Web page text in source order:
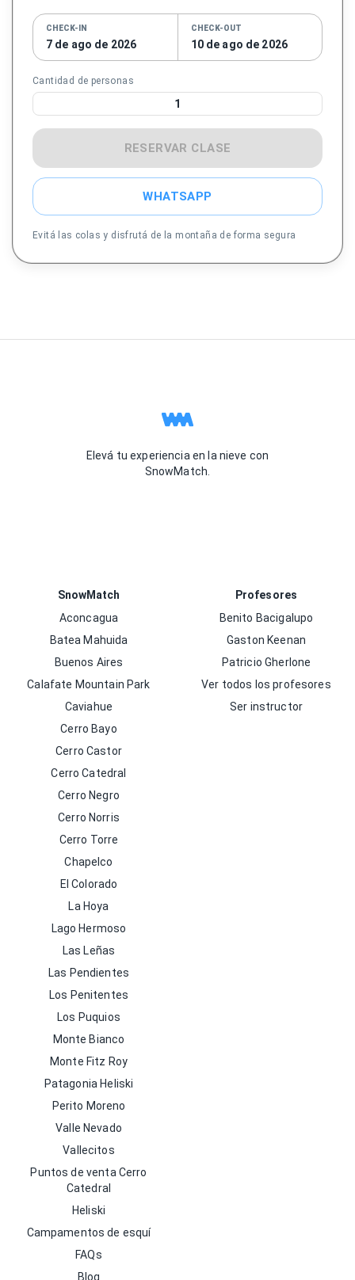
CHECK-IN
7 de ago de 2026
CHECK-OUT
10 de ago de 2026
Cantidad de personas
1
RESERVAR CLASE
WHATSAPP
Evitá las colas y disfrutá de la montaña de forma segura
Elevá tu experiencia en la nieve con
SnowMatch.
SnowMatch
Aconcagua
Batea Mahuida
Buenos Aires
Calafate Mountain Park
Caviahue
Cerro Bayo
Cerro Castor
Cerro Catedral
Cerro Negro
Cerro Norris
Cerro Torre
Chapelco
El Colorado
La Hoya
Lago Hermoso
Las Leñas
Las Pendientes
Los Penitentes
Los Puquios
Monte Bianco
Monte Fitz Roy
Patagonia Heliski
Perito Moreno
Valle Nevado
Vallecitos
Puntos de venta Cerro
Catedral
Heliski
Campamentos de esquí
FAQs
Blog
Profesores
Benito Bacigalupo
Gaston Keenan
Patricio Gherlone
Ver todos los profesores
Ser instructor